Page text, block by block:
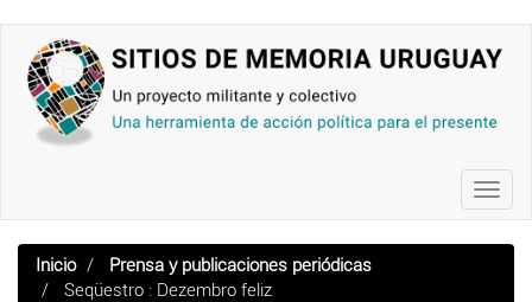
contenido
principal
Inicio
Prensa y publicaciones periódicas
Seqüestro : Dezembro feliz